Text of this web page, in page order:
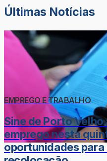
Últimas Notícias
EMPREGO E TRABALHO
Sine de Porto
emprego nesta
oportunidades para